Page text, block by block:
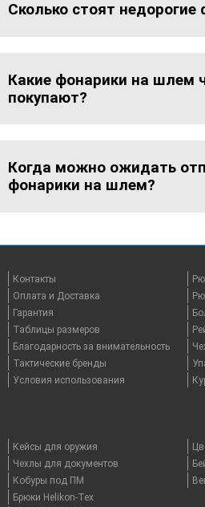
Сколько стоят
Какие фонарики на шлем
покупают?
Когда можно ожидать
фонарики на шлем?
Контакты
Оплата и Доставка
Гарантия
Таблицы размеров
Благодарность за внимательность
Тактические бренды
Условия использования
Кейсы для оружия
Чехлы для документов
Кобуры под ПМ
Брюки Helikon-Tex